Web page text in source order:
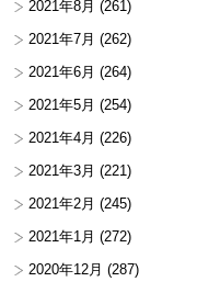
2021年8月 (261)
2021年7月 (262)
2021年6月 (264)
2021年5月 (254)
2021年4月 (226)
2021年3月 (221)
2021年2月 (245)
2021年1月 (272)
2020年12月 (287)